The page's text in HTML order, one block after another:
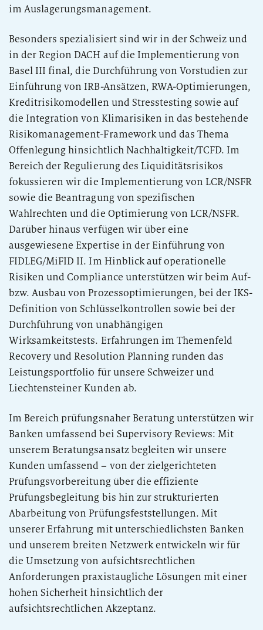
im Auslagerungsmanagement.
Besonders spezialisiert sind wir in der Schweiz und
in der Region DACH auf die Implementierung von
Basel III final, die Durchführung von Vorstudien zur
Einführung von IRB-Ansätzen, RWA-Optimierungen,
Kreditrisikomodellen und Stresstesting sowie auf
die Integration von Klimarisiken in das bestehende
Risikomanagement-Framework und das Thema
Offenlegung hinsichtlich Nachhaltigkeit/TCFD. Im
Bereich der Regulierung des Liquiditätsrisikos
fokussieren wir die Implementierung von LCR/NSFR
sowie die Beantragung von spezifischen
Wahlrechten und die Optimierung von LCR/NSFR.
Darüber hinaus verfügen wir über eine
ausgewiesene Expertise in der Einführung von
FIDLEG/MiFID II. Im Hinblick auf operationelle
Risiken und Compliance unterstützen wir beim Auf-
bzw. Ausbau von Prozessoptimierungen, bei der IKS-
Definition von Schlüsselkontrollen sowie bei der
Durchführung von unabhängigen
Wirksamkeitstests. Erfahrungen im Themenfeld
Recovery und Resolution Planning runden das
Leistungsportfolio für unsere Schweizer und
Liechtensteiner Kunden ab.
Im Bereich prüfungsnaher Beratung unterstützen wir
Banken umfassend bei Supervisory Reviews: Mit
unserem Beratungsansatz begleiten wir unsere
Kunden umfassend – von der zielgerichteten
Prüfungsvorbereitung über die effiziente
Prüfungsbegleitung bis hin zur strukturierten
Abarbeitung von Prüfungsfeststellungen. Mit
unserer Erfahrung mit unterschiedlichsten Banken
und unserem breiten Netzwerk entwickeln wir für
die Umsetzung von aufsichtsrechtlichen
Anforderungen praxistaugliche Lösungen mit einer
hohen Sicherheit hinsichtlich der
aufsichtsrechtlichen Akzeptanz.